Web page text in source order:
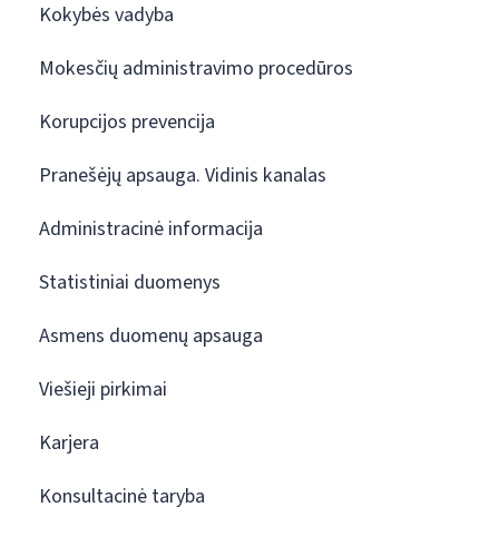
Kokybės vadyba
Mokesčių administravimo procedūros
Korupcijos prevencija
Pranešėjų apsauga. Vidinis kanalas
Administracinė informacija
Statistiniai duomenys
Asmens duomenų apsauga
Viešieji pirkimai
Karjera
Konsultacinė taryba